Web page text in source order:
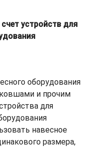
устройств для
оборудования
и прочим
для
навесное
размера,